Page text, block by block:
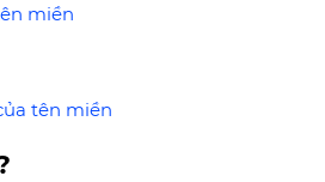
miền
tên miền